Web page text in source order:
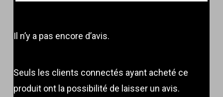
Il n’y a pas encore d’avis.
Seuls les clients connectés ayant acheté ce
produit ont la possibilité de laisser un avis.